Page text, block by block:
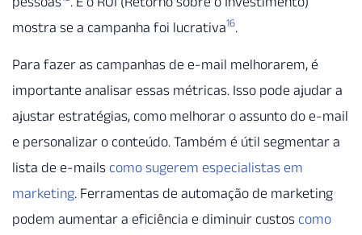
mostra se a campanha foi lucrativa16.
Para fazer as campanhas de e-mail melhorarem, é
importante analisar essas métricas. Isso pode ajudar a
ajustar estratégias, como melhorar o assunto do e-mail
e personalizar o conteúdo. Também é útil segmentar a
lista de e-mails como sugerem especialistas em
marketing. Ferramentas de automação de marketing
podem aumentar a eficiência e diminuir custos como